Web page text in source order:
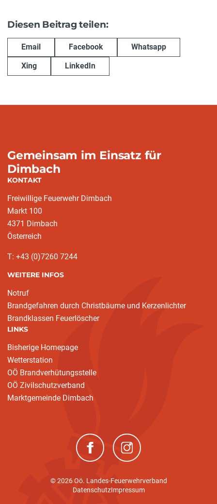
Diesen Beitrag teilen:
Email Facebook Whatsapp
Xing LinkedIn
Gemeinsam im Einsatz für
Dimbach
KONTAKT
Freiwillige Feuerwehr Dimbach
Markt 100
4371 Dimbach
Österreich
T: +43 (0)7260 7244
WEITERE INFOS
Notruf
Brandgefahren durch Christbäume und Kerzenlichter
Brandklassen Feuerlöscher
LINKS
Bisherige Homepage
Wetterstation
OÖ Brandverhütungsstelle
OÖ Zivilschutzverband
Marktgemeinde Dimbach
(neues Fenster)(neues Fenster)
© 2026 Oö. Landes-Feuerwehrverband
DatenschutzImpressum